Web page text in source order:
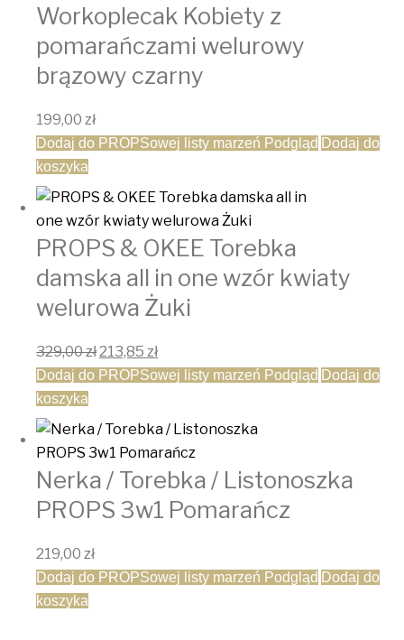
Workoplecak Kobiety z
pomarańczami welurowy
brązowy czarny
199,00 zł
Dodaj do PROPSowej listy marzeń Podgląd Dodaj do
koszyka
PROPS & OKEE Torebka
damska all in one wzór kwiaty
welurowa Żuki
329,00złPierwotna cena wynosiła: 329,00 zł.
213,85 złAktualna cena wynosi: 213,85 zł.
Dodaj do PROPSowej listy marzeń Podgląd Dodaj do
koszyka
Nerka / Torebka / Listonoszka
PROPS 3w1 Pomarańcz
219,00 zł
Dodaj do PROPSowej listy marzeń Podgląd Dodaj do
koszyka